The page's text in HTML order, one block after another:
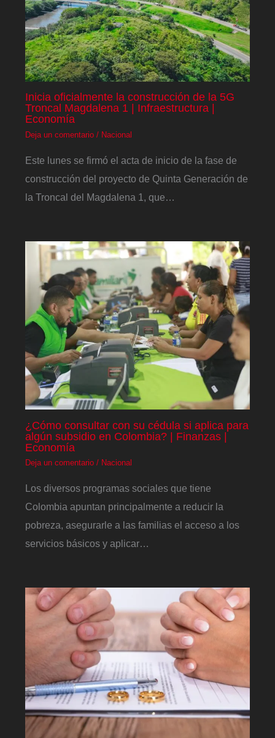
Inicia oficialmente la construcción de la 5G
Troncal Magdalena 1 | Infraestructura |
Economía
Deja un comentario / Nacional
Este lunes se firmó el acta de inicio de la fase de
construcción del proyecto de Quinta Generación de
la Troncal del Magdalena 1, que…
¿Cómo consultar con su cédula si aplica para
algún subsidio en Colombia? | Finanzas |
Economía
Deja un comentario / Nacional
Los diversos programas sociales que tiene
Colombia apuntan principalmente a reducir la
pobreza, asegurarle a las familias el acceso a los
servicios básicos y aplicar…